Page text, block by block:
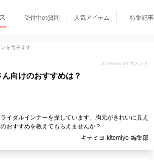
受付中の質問 人気アイテム 特集記事
を含みます
253View 21 コメント
向けのおすすめは？
イダルインナーを探しています。胸元がきれいに見え
おすすめを教えてもらえませんか？
キテミヨ-kitemiyo-編集部